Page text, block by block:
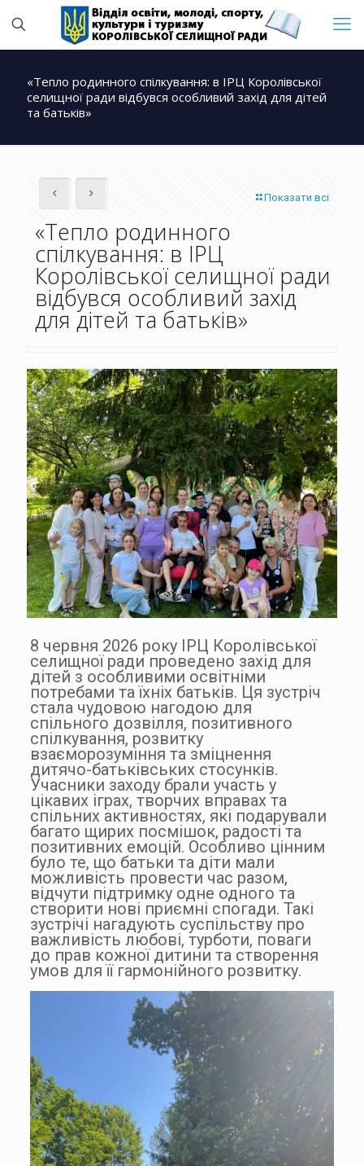
«Тепло родинного спілкування: в ІРЦ Королівської
селищної ради відбувся особливий захід для дітей
та батьків»
Показати всі
«Тепло родинного
спілкування: в ІРЦ
Королівської селищної ради
відбувся особливий захід
для дітей та батьків»
8 червня 2026 року ІРЦ Королівської
селищної ради проведено захід для
дітей з особливими освітніми
потребами та їхніх батьків. Ця зустріч
стала чудовою нагодою для
спільного дозвілля, позитивного
спілкування, розвитку
взаєморозуміння та зміцнення
дитячо-батьківських стосунків.
Учасники заходу брали участь у
цікавих іграх, творчих вправах та
спільних активностях, які подарували
багато щирих посмішок, радості та
позитивних емоцій. Особливо цінним
було те, що батьки та діти мали
можливість провести час разом,
відчути підтримку одне одного та
створити нові приємні спогади. Такі
зустрічі нагадують суспільству про
важливість любові, турботи, поваги
до прав кожної дитини та створення
умов для її гармонійного розвитку.